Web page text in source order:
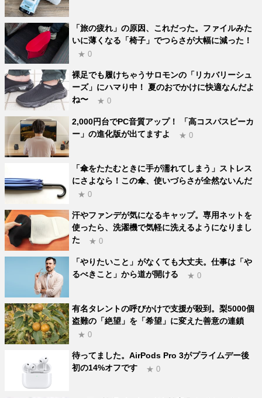
「旅の疲れ」の原因、これだった。ファイルみた
いに薄くなる「椅子」でつらさが大幅に減った！
★ 0
裸足でも履けちゃうサロモンの「リカバリーシュ
ーズ」にハマり中！ 夏のおでかけに快適なんだよ
ね〜
★ 0
2,000円台でPC音質アップ！ 「高コスパスピーカ
ー」の進化版が出てますよ
★ 0
「傘をたたむときに手が濡れてしまう」ストレス
にさよなら！この傘、使いづらさが全然ないんだ
★ 0
汗やファンデが気になるキャップ。専用ネットを
使ったら、洗濯機で気軽に洗えるようになりまし
た
★ 0
「やりたいこと」がなくても大丈夫。仕事は「や
るべきこと」から道が開ける
★ 0
有名タレントの呼びかけで支援が殺到。梨5000個
盗難の「絶望」を「希望」に変えた善意の連鎖
★ 0
待ってました。AirPods Pro 3がプライムデー後
初の14%オフです
★ 0